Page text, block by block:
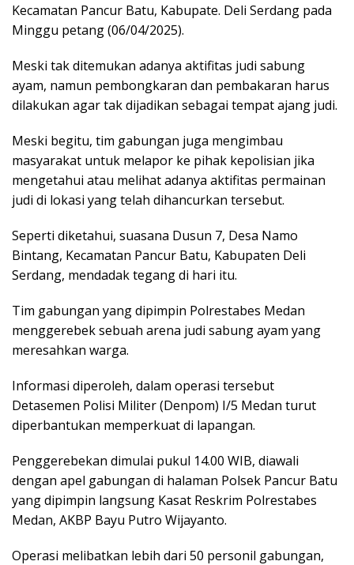
Kecamatan Pancur Batu, Kabupate. Deli Serdang pada
Minggu petang (06/04/2025).
Meski tak ditemukan adanya aktifitas judi sabung
ayam, namun pembongkaran dan pembakaran harus
dilakukan agar tak dijadikan sebagai tempat ajang judi.
Meski begitu, tim gabungan juga mengimbau
masyarakat untuk melapor ke pihak kepolisian jika
mengetahui atau melihat adanya aktifitas permainan
judi di lokasi yang telah dihancurkan tersebut.
Seperti diketahui, suasana Dusun 7, Desa Namo
Bintang, Kecamatan Pancur Batu, Kabupaten Deli
Serdang, mendadak tegang di hari itu.
Tim gabungan yang dipimpin Polrestabes Medan
menggerebek sebuah arena judi sabung ayam yang
meresahkan warga.
Informasi diperoleh, dalam operasi tersebut
Detasemen Polisi Militer (Denpom) I/5 Medan turut
diperbantukan memperkuat di lapangan.
Penggerebekan dimulai pukul 14.00 WIB, diawali
dengan apel gabungan di halaman Polsek Pancur Batu
yang dipimpin langsung Kasat Reskrim Polrestabes
Medan, AKBP Bayu Putro Wijayanto.
Operasi melibatkan lebih dari 50 personil gabungan,